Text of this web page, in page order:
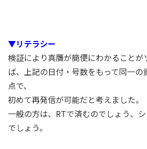
▼リテラシー
検証により真贋が簡便にわかることが
ば、上記の日付・号数をもって同一
点で、
初めて再発信が可能だと考えました。
一般の方は、RTで済むのでしょう、
でしょう。